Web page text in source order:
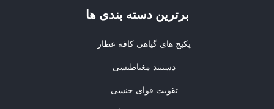
برترین‌ دسته بندی ها
پکیج های گیاهی کافه عطار
دستبند مغناطیسی
تقویت قوای جنسی